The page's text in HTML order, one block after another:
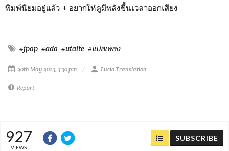
พิมพ์นิยมอยู่แล้ว + อยากให้ดูมีพลังขึ้นเวลาออกเสียง
#jpop #ado #utaite #แปลเพลง
20th May 2023, 3:30 pm Lucid Translation
Report
927
VIEWS
SUBSCRIBE